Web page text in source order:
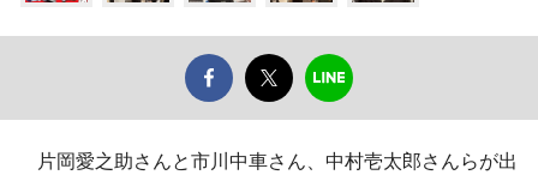
片岡愛之助さんと市川中車さん、中村壱太郎さんらが出